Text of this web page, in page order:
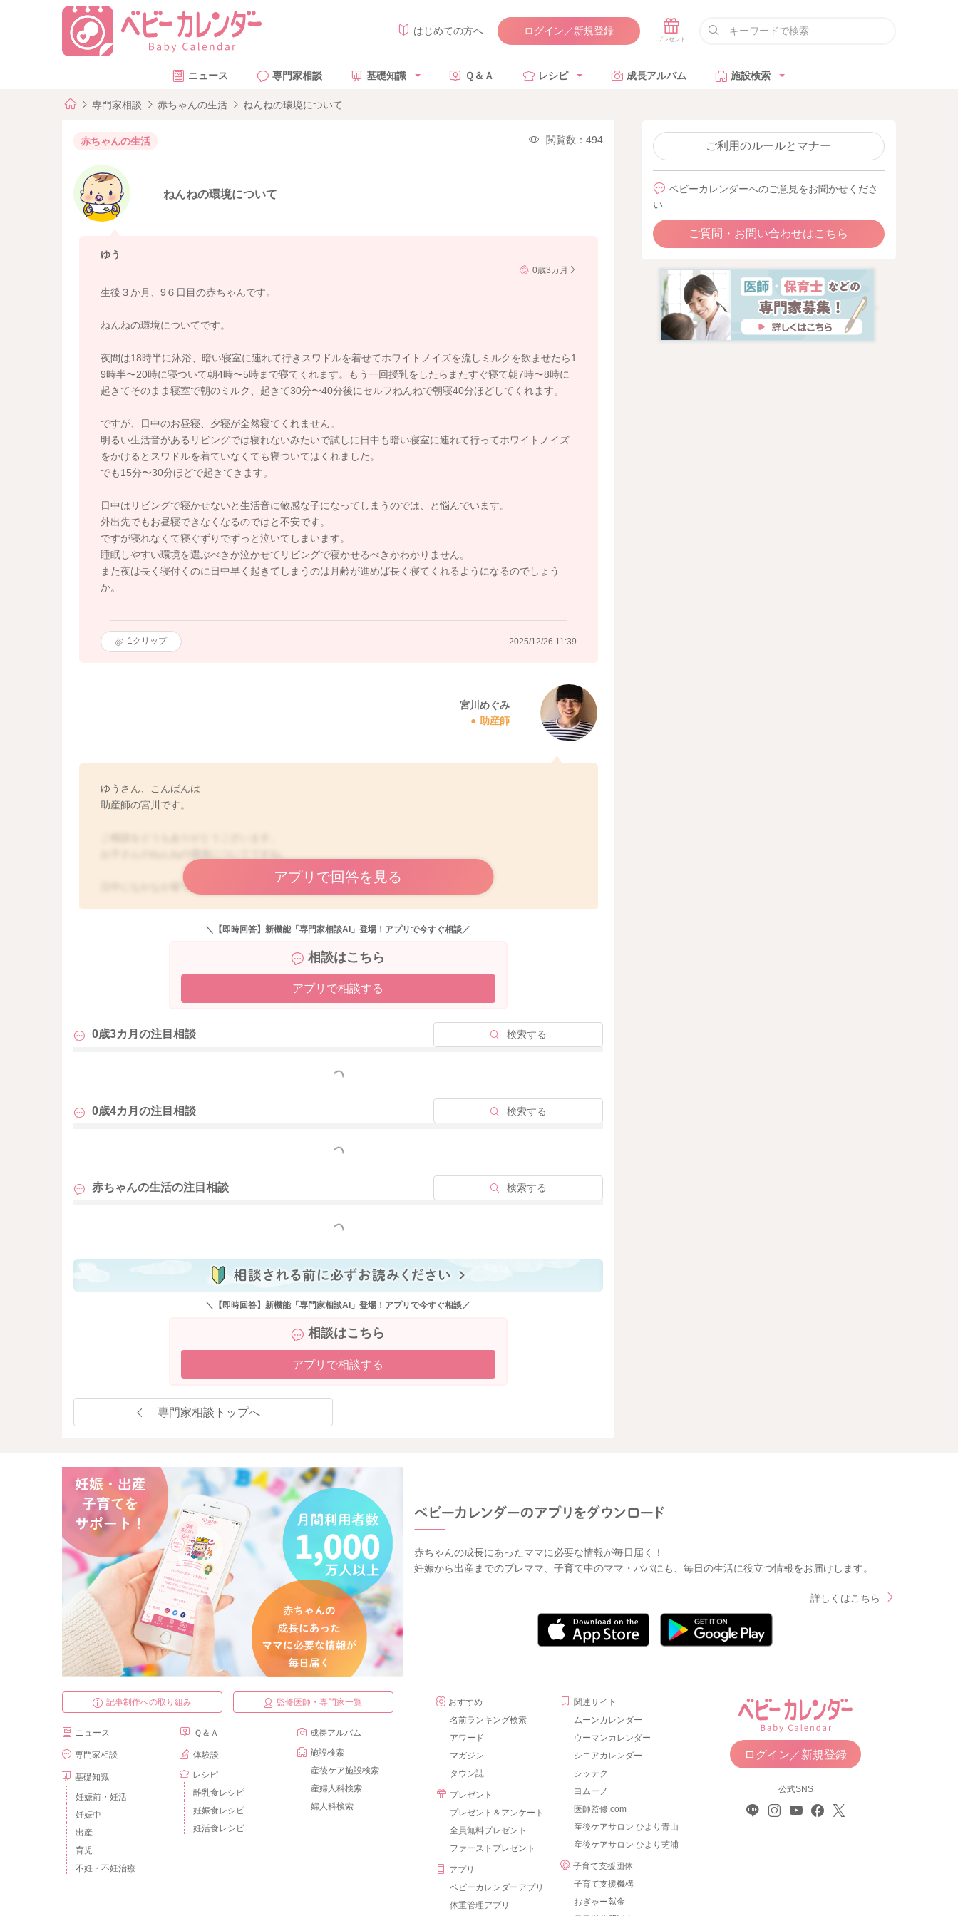
はじめての方へ ログイン／新規登録
ニュース 専門家相談 基礎知識 Ｑ＆Ａ レシピ 成長アルバム 施設検索
専門家相談 赤ちゃんの生活 ねんねの環境について
赤ちゃんの生活 閲覧数：494
ねんねの環境について
ゆう
0歳3カ月
生後３か月、9６日目の赤ちゃんです。
ねんねの環境についてです。
夜間は18時半に沐浴、暗い寝室に連れて行きスワドルを着せてホワイトノイズを流しミルクを飲ませたら1
9時半〜20時に寝ついて朝4時〜5時まで寝てくれます。もう一回授乳をしたらまたすぐ寝て朝7時〜8時に
起きてそのまま寝室で朝のミルク、起きて30分〜40分後にセルフねんねで朝寝40分ほどしてくれます。
ですが、日中のお昼寝、夕寝が全然寝てくれません。
明るい生活音があるリビングでは寝れないみたいで試しに日中も暗い寝室に連れて行ってホワイトノイズ
をかけるとスワドルを着ていなくても寝ついてはくれました。
でも15分〜30分ほどで起きてきます。
日中はリビングで寝かせないと生活音に敏感な子になってしまうのでは、と悩んでいます。
外出先でもお昼寝できなくなるのではと不安です。
ですが寝れなくて寝ぐずりでずっと泣いてしまいます。
睡眠しやすい環境を選ぶべきか泣かせてリビングで寝かせるべきかわかりません。
また夜は長く寝付くのに日中早く起きてしまうのは月齢が進めば長く寝てくれるようになるのでしょう
か。
1クリップ 2025/12/26 11:39
宮川めぐみ
助産師
ゆうさん、こんばんは
助産師の宮川です。
日中になかなか寝てくれないのですね。
体力がついてきていることもあり、短時間しか眠らないことはないかなと思いました。
うまく寝付けずにぐずぐずしていることもないかなと思いました。
生まれて3ヶ月を経過されていることもあり、体内時計も整ってきていると思います。
音や光の調整をされる方が、眠りの質が良くなることもあります。
そのこともあり、より日中あまり寝ないでも平気になっていることもあるのかなと思いました。
朝の起きる時間がそうして遅めになってしまっていても、日中の遊びを増やしていただき、またねんねの
遊びを増やしていただきながら様子を見てみていただけたらと思いました。
日中のねんねのリズムも個人差があります。
たっぷりと長めに寝るお子さんもいらっしゃれば、ちょこちょこと短時間に寝て起きることをすることも
どうぞよろしくお願いします。
アプリで回答を見る
＼【即時回答】新機能「専門家相談AI」登場！アプリで今すぐ相談／
相談はこちら
アプリで相談する
0歳3カ月の注目相談 検索する
もっと見る
0歳4カ月の注目相談 検索する
もっと見る
赤ちゃんの生活の注目相談 検索する
もっと見る
＼【即時回答】新機能「専門家相談AI」登場！アプリで今すぐ相談／
相談はこちら
アプリで相談する
専門家相談トップへ
ご利用のルールとマナー
ベビーカレンダーへのご意見をお聞かせくださ
い
ご質問・お問い合わせはこちら
赤ちゃんの成長にあったママに必要な情報が毎日届く！
妊娠から出産までのプレママ、子育て中のママ・パパにも、毎日の生活に役立つ情報をお届けします。
詳しくはこちら
記事制作への取り組み 監修医師・専門家一覧
ニュース
専門家相談
基礎知識
妊娠前・妊活
妊娠中
出産
育児
不妊・不妊治療
Ｑ＆Ａ
体験談
レシピ
離乳食レシピ
妊娠食レシピ
妊活食レシピ
成長アルバム
施設検索
産後ケア施設検索
産婦人科検索
婦人科検索
おすすめ
名前ランキング検索
アワード
マガジン
タウン誌
プレゼント
プレゼント＆アンケート
全員無料プレゼント
ファーストプレゼント
アプリ
ベビーカレンダーアプリ
体重管理アプリ
関連サイト
ムーンカレンダー
ウーマンカレンダー
シニアカレンダー
シッテク
ヨムーノ
医師監修.com
産後ケアサロン ひより青山
産後ケアサロン ひより芝浦
子育て支援団体
子育て支援機構
おぎゃー献金
ログイン／新規登録
公式SNS